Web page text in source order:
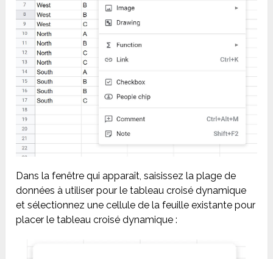
Dans la fenêtre qui apparaît, saisissez la plage de
données à utiliser pour le tableau croisé dynamique
et sélectionnez une cellule de la feuille existante pour
placer le tableau croisé dynamique :